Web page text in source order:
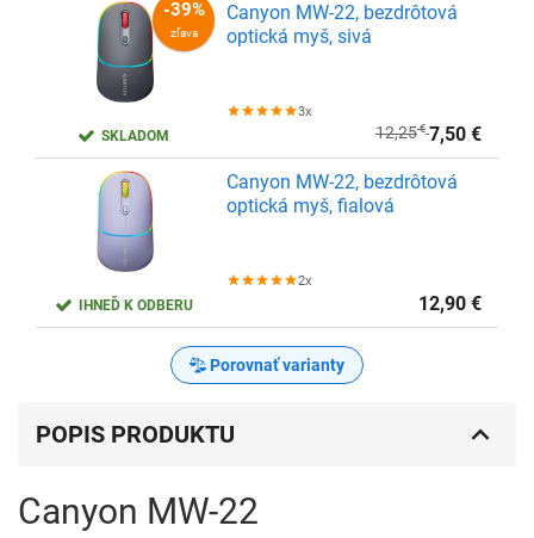
SKLADOM
-39%
Canyon MW-22, bezdrôtová
optická myš, sivá
3x
7,50 €
12,25€
IHNEĎ K ODBERU
Canyon MW-22, bezdrôtová
optická myš, fialová
2x
12,90 €
Porovnať varianty
POPIS PRODUKTU
Canyon MW-22